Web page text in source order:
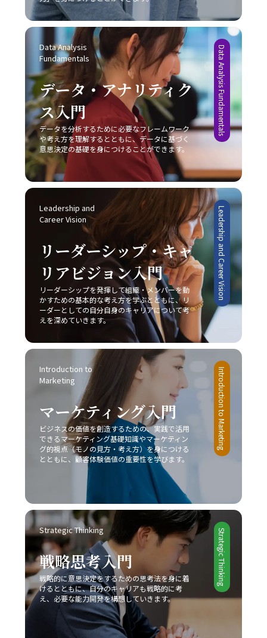
を日常の業務に取り入れることで、組織内の信頼関係の再
構築や業務効率の向上を実現できるでしょう。常に自己の
コミュニケーションスキルを磨き、効果的な意思疎通を心
がけることが、ビジネスパーソンとしての成長に直結する
重要な要素となります。
ラッシュアップしていくことが、キャリアの成長に繋がる
のです。 まとめ 本記事では、「ビジネスにおけるコミュ
ニケーション能力」における重要性と、その構成要素、さ
らには具体的な現場での実践方法と注意点について解説し
ました。現代ビジネスにおいて、コミュニケーションは単
なる情報伝達ではなく、相手に行動変容を促すための極め
て高度なスキルであり、論理的思考、感情表現、非言語的
伝達、そして状況に応じた柔軟な対応が求められます。特
に、若手ビジネスマンはこの能力を磨くことで、上司や同
僚、さらには対外のステークホルダーとの信頼関係を築
き、組織全体の業績向上や自らのキャリアアップに直結さ
せることが可能となります。 また、コミュニケーション
の成功は意識的な目的設定と適切な手法の選択に依存する
ため、日々の業務の中で自らの発言や対話を振り返り、ど
のように相手に伝わっているかを検証する姿勢が不可欠で
す。若手ビジネスマンとしては、まずは基本的なスキルを
習得し、実践を重ねながら「論理」と「感情」のバランス
を追求することが、信頼構築および成果創出への近道であ
ると言えます。今後も、技術の進化とグローバル化が進む
中で、多様なコミュニケーション手法を状況に応じて使い
分けるセンスを養い、柔軟な対応力を持つことが求められ
るでしょう。 最終的に、「ビジネスにおけるコミュニケ
ーション能力」における本質は、発信者が目的を明確に
し、受信者がその意図を正確に理解するという双方の協調
です。これを実現するためには、日々の実務の中での振り
返りと研鑽が不可欠であり、自らのコミュニケーションス
タイルを磨き上げることが、結果として組織全体のパフォ
ーマンス向上に繋がるのです。自分自身の成長と共に、組
織全体での良好な情報共有が促進されることにより、ビジ
ネスの現場における成果が確実に向上するでしょう。
欠であることを示しています。 レッドオーシャンとブル
ーオーシャンの使い分け レッドオーシャン市場における
戦略と対比して、ブルーオーシャン戦略は競争のない新た
な市場の創出を目指すアプローチです。ブルーオーシャン
では、既存市場の枠にとらわれずに新規需要を発掘するこ
とが重視されるため、一見すると魅力的な選択肢に映りま
す。しかし、どちらの戦略を採用するかは、自社の経営資
源、強み、さらには市場環境の成熟度によって大きく左右
されるため、慎重な分析が求められます。レッドオーシャ
ンの戦い方においては、既存市場で確固たる地位を築くた
めに、いかに自社の独自性を打ち出し、競合他社との差別
化を成功させるかが非常に重要な要素となります。 具体
例として、大手家電メーカーが技術力と広範な販売網とい
う強みを持ちながらも、成熟市場での競争に挑むケース
や、ベンチャー企業が限定されたリソースを最大限に活か
してニッチ市場で新たな需要を創造するケースなど、各企
業は自社の特性に応じた戦略を展開しています。このよう
な事例からも、どの市場戦略を採るにしても、常に自社の
強みと市場環境の両面を的確に把握し、その上でレッドオ
ーシャンの戦い方を実践することが成功の鍵であることが
明らかです。 実践に向けた心構えと今後の展望 レッドオ
ーシャンの戦い方を実践するためには、単なる理論や事例
の学習に留まらず、実際のビジネス現場での迅速な対応と
継続的な改善が求められます。まず、自社の強みや改善点
を冷静に分析し、どの戦略が最も有効であるかを判断する
ことが重要です。また、顧客のニーズや市場動向の変化に
敏感であること、そして柔軟な戦略の見直しが不可欠とな
ります。市場は常に変動し続けており、今日の成功が明日
の成功を保証するものではないため、レッドオーシャンの
戦い方においては常に革新と挑戦の姿勢を維持しなければ
なりません。 今後、AIやIoT、さらにはブロックチェーン
技術など最先端技術の進展が加速することで、ビジネス環
境は一層複雑化するとみられます。しかし、このような変
動期においては、逆に新たなビジネスモデルや市場ニーズ
が生まれるチャンスも多く存在します。将来的には、従来
のレッドオーシャンの戦い方に加え、テクノロジーを駆使
したデジタル戦略との融合が、企業の競争力を左右する重
要な要素となることは間違いありません。そのため、今の
うちから情報収集や市場分析に注力し、柔軟かつ先見性の
ある戦略を構築することが求められます。 まとめ 本記事
では、2025年という変革の時代において、20代の若手ビ
ジネスマンが直面する厳しい市場環境の中で、「レッドオ
ーシャンの戦い方」の重要性とその具体的な戦略について
解説してきました。レッドオーシャンとは、既存市場にお
ける激しい競争環境を指し、価格競争や限られた市場シェ
ア、利益率の低下といったリスクが伴います。このような
中で成功するためには、他社との差別化、コストリーダー
シップ、ニッチ戦略など自社の強みを最大限に活かすアプ
ローチが不可欠です。また、デジタル技術や最新の市場動
向を取り入れることで、従来の戦略だけでなく新たなビジ
ネスモデルの構築が求められています。 今後のビジネス
プリを上手に利用することで、先延ばし癖を改善する一助
となります。ただし、こうしたツールも万能ではなく、自
身の内面的な問題と向き合い、根本的な解決策を模索しな
ければ、「後回し癖 改善」は真の意味で実現されないで
しょう。 まとめ 「後回し癖の改善」は、20代の若手ビジ
ネスマンにとって極めて重要なテーマです。タスクの先延
ばしは、自己効力感の低下、ストレスの蓄積、生産性の低
下、さらにはキャリアの成長機会の逸失といった深刻な影
響を及ぼします。そのため、自己管理能力の向上を図るた
めには、まず自分自身の心理的背景や業務環境を冷静に分
析することが不可欠です。また、具体的な改善策として
は、以下の8つの方法が有効であると考えられます。 ま
ず、「とりあえずはじめてみる」というシンプルながらも
強力な方法があります。初動の一歩を踏み出すことで、
徐々にタスクへの抵抗感が薄れ、以降の作業がスムーズに
進む効果が期待できます。次に、簡単に実行可能なタスク
から取り掛かることにより、成功体験を積み重ねる点も重
要です。成功体験は自信を形成し、やがて大きな課題に対
しても積極的に取り組む原動力となります。 さらに、や
るべきタスクに専念できる環境を整えることも、先延ばし
癖の改善に有効です。職場や自宅での雑音や不要な割り込
みを排除し、集中できる空間を確保する工夫は、業務効率
の向上につながります。目標を細かく設定し、進捗状況を
明確に把握することで、自分自身の達成度を視覚化し、モ
チベーションを維持することが可能です。また、締切を2
段階で設定する方法も、タスクを段階的に処理し、プロジ
ェクト全体を効率的に管理するための有効な手段と言える
でしょう。 完璧主義に陥らず、自分に過度な厳しさを課
さない点や、失敗を恐れずに挑戦する姿勢を持つことも、
先延ばし癖改善の鍵となります。たとえば、多少のミスや
失敗は成長過程の一部と捉え、次回への学びとすること
で、行動へのブレーキを緩めることができます。さらに、
周囲の信頼できる同僚や上司に適切に協力を求めること
で、タスクの分担や業務効率の向上にもつながり、結果と
して「後回し癖の改善」が促進されます。 総じて、先延
ばし癖の改善は単なる業務の効率化に留まらず、自己成長
やキャリアアップ、そして精神的健康に直結する課題で
す。20代の若手ビジネスマンは、日々の忙しさに追われ
る中で、この先延ばしという悪循環を断ち切り、主体的か
つ計画的な行動を身につけることが、将来的な成功に不可
欠であると言えるでしょう。一度自らの行動パターンを見
直し、ここで紹介した8つの方法を実践することで、徐々
に「後回し癖の改善」の効果を実感できるはずです。 最
終的には、先延ばし癖を克服し、時間とエネルギーを有効
活用するための意識改革が求められます。焦らず、一歩一
歩着実に、自己改善のプロセスを進めることが重要です。
皆さんが今後、業務上の課題を迅速かつ効果的に解決し、
自己成長を加速させる一助となることを心より願っていま
す。この取り組みが、豊かなキャリア形成と充実した人生
への道を切り開くための大きな一歩となるでしょう。
Data Analysis
Fundamentals
データ・アナリティク
ス入門
データを分析するために必要なフレームワーク
や考え方を理解するとともに、データに基づく
意思決定の基礎を身につけることができます。
Data Analysis Fundamentals
Leadership and
Career Vision
リーダーシップ・キャ
リアビジョン入門
リーダーシップを発揮して組織・メンバーを動
かすための基本的な考え方を学ぶとともに、リ
ーダーとしての自分自身のキャリアについて考
えを深めていきます。
Leadership and Career Vision
Introduction to
Marketing
マーケティング入門
ビジネスの価値を創造するための、実践で活用
できるマーケティング基礎知識やマーケティン
グ的視点（モノの見方・考え方）を身につける
とともに、顧客体験価値の重要性を学びます。
Introduction to Marketing
Strategic Thinking
戦略思考入門
戦略的に意思決定をするための思考法を身に着
けるとともに、自分のキャリアも戦略的に考
え、必要な能力開発を構想していきます。
Strategic Thinking